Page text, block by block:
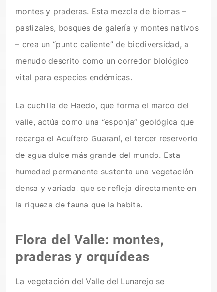
montes y praderas. Esta mezcla de biomas –
pastizales, bosques de galería y montes nativos
– crea un “punto caliente” de biodiversidad, a
menudo descrito como un corredor biológico
vital para especies endémicas.
La cuchilla de Haedo, que forma el marco del
valle, actúa como una “esponja” geológica que
recarga el Acuífero Guaraní, el tercer reservorio
de agua dulce más grande del mundo. Esta
humedad permanente sustenta una vegetación
densa y variada, que se refleja directamente en
la riqueza de fauna que la habita.
Flora del Valle: montes,
praderas y orquídeas
La vegetación del Valle del Lunarejo se